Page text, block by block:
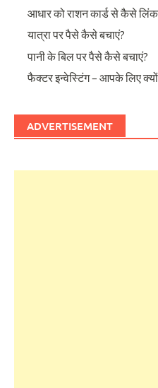
आधार को राशन कार्ड से कैसे
यात्रा पर पैसे कैसे बचाएं?
पानी के बिल पर पैसे कैसे बचाएं?
फैक्टर इन्वेस्टिंग – आपके लिए
ADVERTISEMENT